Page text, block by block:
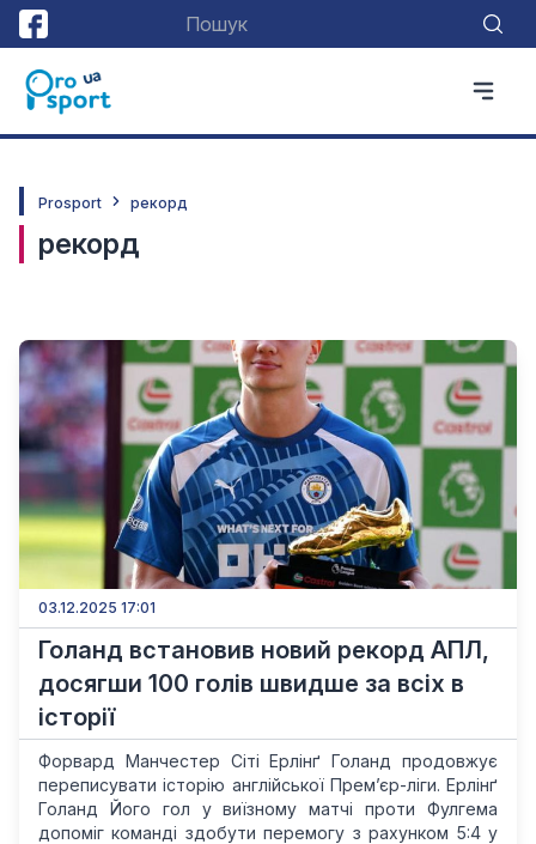
Prosport рекорд
рекорд
03.12.2025 17:01
Голанд встановив новий рекорд АПЛ,
досягши 100 голів швидше за всіх в
історії
Форвард Манчестер Сіті Ерлінґ Голанд продовжує
переписувати історію англійської Прем’єр-ліги. Ерлінґ
Голанд Його гол у виїзному матчі проти Фулгема
допоміг команді здобути перемогу з рахунком 5:4 у